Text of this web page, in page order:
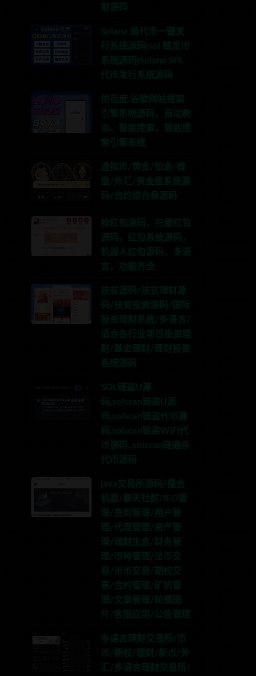
财源码
Solana 链代币一键发
行系统源码|sol 链发币
系统源码|Solana SPL
代币发行系统源码
仿百度,谷歌网站搜索
引擎系统源码，自动爬
虫、智能搜索，智能搜
索引擎系统
虚拟币/黄金/铂金/微
盘/外汇/资金盘系统源
码/合约综合盘源码
抢红包源码，扫雷红包
源码，红包系统源码，
机器人红包源码，多语
言，功能齐全
扶贫源码/扶贫理财源
码/扶贫投资源码/国际
投资理财系统/多语言/
适合各行业项目投资理
财/基金理财/理财投资
系统源码
SOL链盗U源
码,solscan链盗U源
码,solscan链盗代币源
码,solscan链盗WIFI代
币源码,,solscan链通杀
代币源码
java交易所源码/撮合
机器/聊天社群/IEO管
理/签到管理/用户管
理/代理管理/资产管
理/理财生息/财务管
理/币种管理/法币交
易/币币交易/期权交
易/合约管理/矿机管
理/文章管理/轮播图
片/客服应用/公告管理
多语言理财交易所/币
币/期权/理财/新币/外
汇/多语言理财交易所/